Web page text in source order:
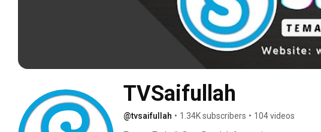
TVSaifullah
@tvsaifullah • 1.34K subscribers • 104 videos